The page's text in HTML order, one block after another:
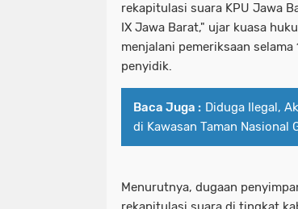
rekapitulasi suara KPU Jawa
IX Jawa Barat," ujar kuasa
menjalani pemeriksaan selama
penyidik.
Baca Juga : Diduga Ilegal,
di Kawasan Taman Nasional
Menurutnya, dugaan